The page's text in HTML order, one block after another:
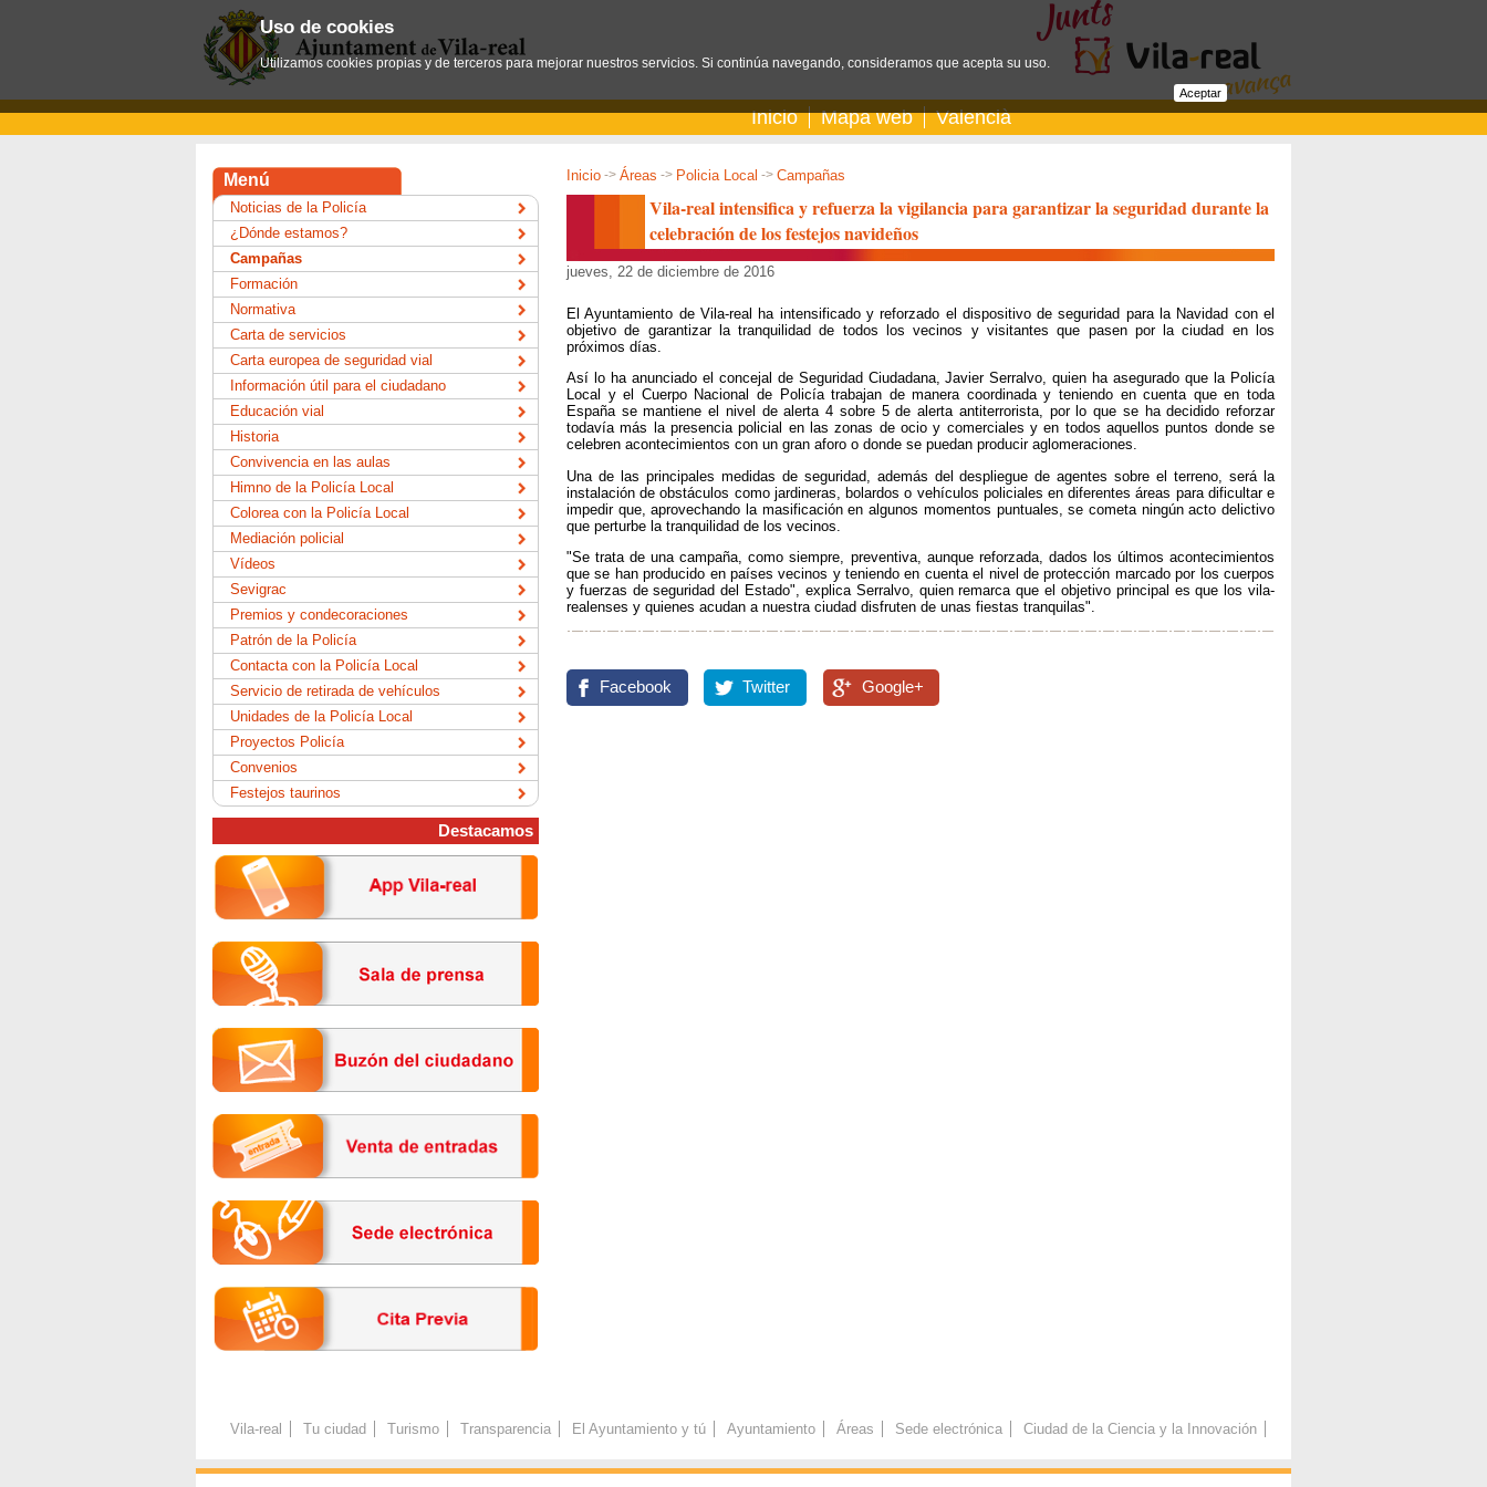
Inicio Mapa web Valencià
Inicio -> Áreas -> Policia Local -> Campañas
Vila-real intensifica y refuerza la vigilancia para garantizar la seguridad durante la
celebración de los festejos navideños
jueves, 22 de diciembre de 2016
El Ayuntamiento de Vila-real ha intensificado y reforzado el dispositivo de seguridad para la Navidad con el
objetivo de garantizar la tranquilidad de todos los vecinos y visitantes que pasen por la ciudad en los
próximos días.
Así lo ha anunciado el concejal de Seguridad Ciudadana, Javier Serralvo, quien ha asegurado que la Policía
Local y el Cuerpo Nacional de Policía trabajan de manera coordinada y teniendo en cuenta que en toda
España se mantiene el nivel de alerta 4 sobre 5 de alerta antiterrorista, por lo que se ha decidido reforzar
todavía más la presencia policial en las zonas de ocio y comerciales y en todos aquellos puntos donde se
celebren acontecimientos con un gran aforo o donde se puedan producir aglomeraciones.
Una de las principales medidas de seguridad, además del despliegue de agentes sobre el terreno, será la
instalación de obstáculos como jardineras, bolardos o vehículos policiales en diferentes áreas para dificultar e
impedir que, aprovechando la masificación en algunos momentos puntuales, se cometa ningún acto delictivo
que perturbe la tranquilidad de los vecinos.
"Se trata de una campaña, como siempre, preventiva, aunque reforzada, dados los últimos acontecimientos
que se han producido en países vecinos y teniendo en cuenta el nivel de protección marcado por los cuerpos
y fuerzas de seguridad del Estado", explica Serralvo, quien remarca que el objetivo principal es que los vila-
realenses y quienes acudan a nuestra ciudad disfruten de unas fiestas tranquilas".
Facebook Twitter Google+
Menú
Noticias de la Policía
¿Dónde estamos?
Campañas
Formación
Normativa
Carta de servicios
Carta europea de seguridad vial
Información útil para el ciudadano
Educación vial
Historia
Convivencia en las aulas
Himno de la Policía Local
Colorea con la Policía Local
Mediación policial
Vídeos
Sevigrac
Premios y condecoraciones
Patrón de la Policía
Contacta con la Policía Local
Servicio de retirada de vehículos
Unidades de la Policía Local
Proyectos Policía
Convenios
Festejos taurinos
Destacamos
Vila-real Tu ciudad Turismo Transparencia El Ayuntamiento y tú Ayuntamiento Áreas Sede electrónica Ciudad de la Ciencia y la Innovación
Uso de cookies
Utilizamos cookies propias y de terceros para mejorar nuestros servicios. Si continúa navegando, consideramos que acepta su uso.
Aceptar